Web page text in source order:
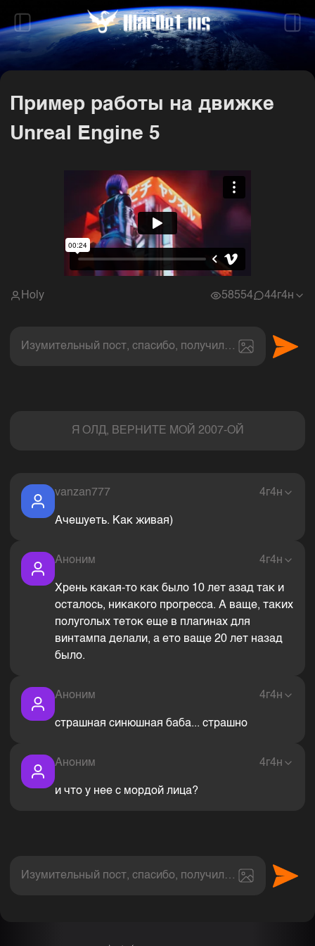
Пример работы на движке
Unreal Engine 5
Holy 58554 44г4н
Изумительный пост, спасибо, получил величайшее
Я ОЛД, ВЕРНИТЕ МОЙ 2007-ОЙ
vanzan777 4г4н
Ачешуеть. Как живая)
Аноним 4г4н
Хрень какая-то как было 10 лет азад так и
осталось, никакого прогресса. А ваще, таких
полуголых теток еще в плагинах для
винтампа делали, а ето ваще 20 лет назад
было.
Аноним 4г4н
страшная синюшная баба... страшно
Аноним 4г4н
и что у нее с мордой лица?
Изумительный пост, спасибо, получил величайшее